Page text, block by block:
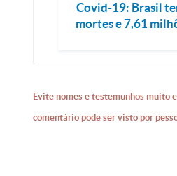
Covid-19: Brasil
mortes e 7,61
Evite nomes e testemunhos muito
comentário pode ser visto por